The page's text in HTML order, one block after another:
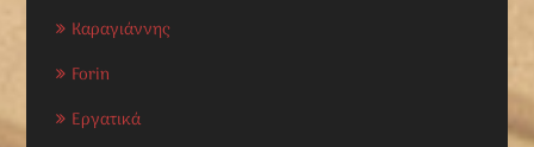
Καραγιάννης
Forin
Εργατικά